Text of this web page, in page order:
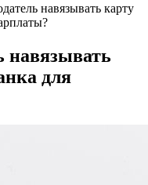
навязывать карту
навязывать
для